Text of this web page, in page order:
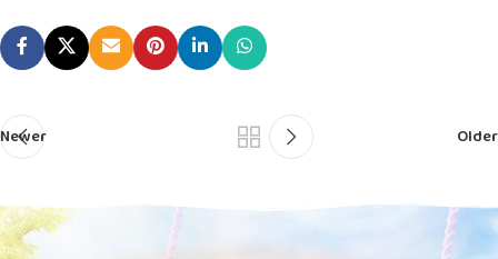
Newer Older